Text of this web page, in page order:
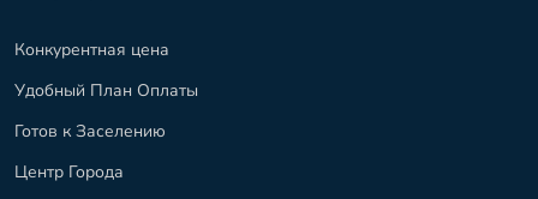
Конкурентная цена
Удобный План Оплаты
Готов к Заселению
Центр Города